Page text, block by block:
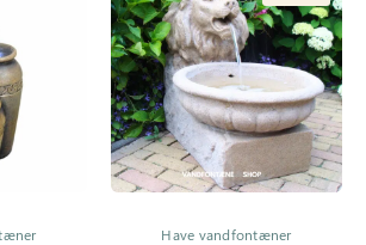
Have vandfontæner